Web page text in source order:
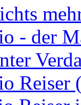
- der
Reiser